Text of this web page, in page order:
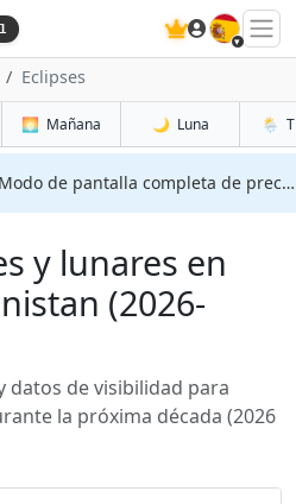
🇪🇸
Eclipses
🌅 Mañana 🌙 Luna 🌦️
de pantalla completa de precisión!
y lunares en
(2026-
datos de visibilidad para
la próxima década (2026